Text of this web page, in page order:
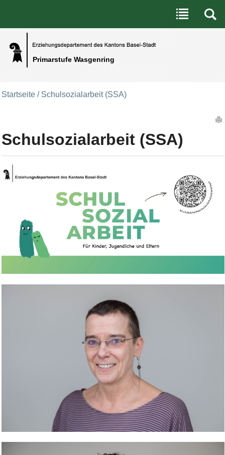
Primarstufe Wasgenring
Benutzerspezifische Werkzeuge
Direkt zum Inhalt|Direkt zur Navigation
Startseite / Schulsozialarbeit (SSA)
Schulsozialarbeit (SSA)